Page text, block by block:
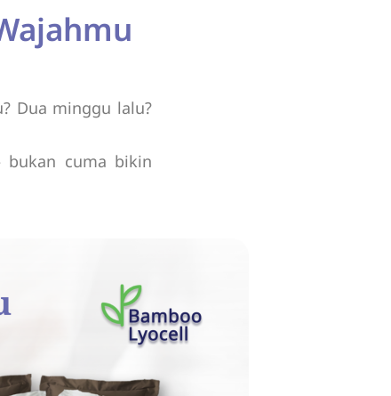
Dua minggu lalu?
cuma bikin